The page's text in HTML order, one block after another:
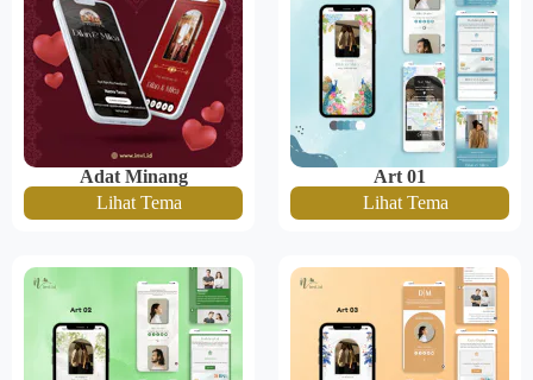
Adat Minang
Lihat Tema
Art 01
Lihat Tema